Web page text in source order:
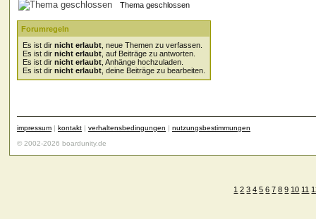
Thema geschlossen
Forumregeln
Es ist dir nicht erlaubt , neue Themen zu verfassen.
Es ist dir nicht erlaubt , auf Beiträge zu antworten.
Es ist dir nicht erlaubt , Anhänge hochzuladen.
Es ist dir nicht erlaubt , deine Beiträge zu bearbeiten.
impressum | kontakt | verhaltensbedingungen | nutzungsbestimmungen
© 2002-2026 boardunity.de
1 2 3 4 5 6 7 8 9 10 11